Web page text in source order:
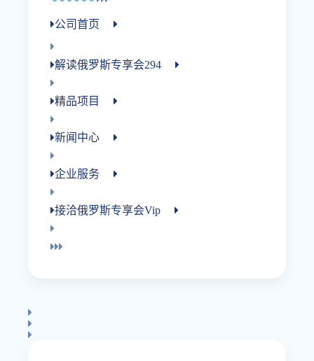
公司首页
解读俄罗斯专享会294
精品项目
新闻中心
企业服务
接洽俄罗斯专享会vip